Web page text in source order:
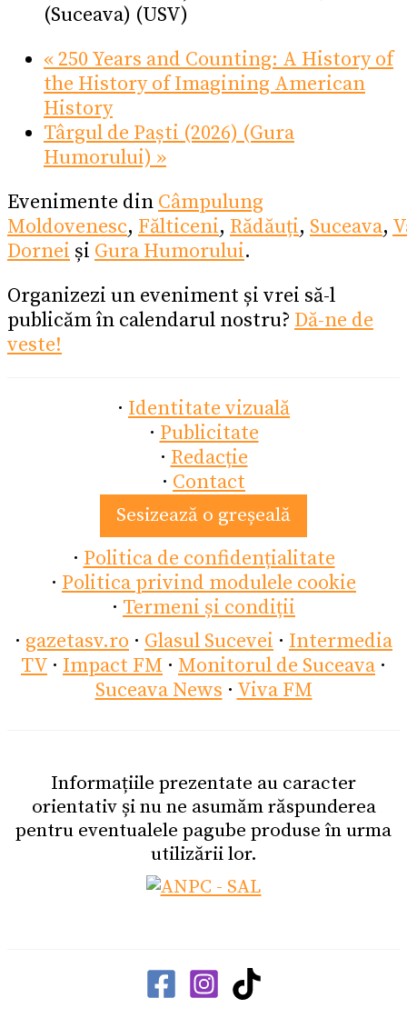
(Suceava) (USV)
«250 Years and Counting: A History of
the History of Imagining American
History
Târgul de Paști (2026) (Gura
Humorului) »
Evenimente din Câmpulung
Moldovenesc, Fălticeni, Rădăuți, Suceava,
Dornei și Gura Humorului.
Organizezi un eveniment și vrei să-l
publicăm în calendarul nostru? Dă-ne de
veste!
· Identitate vizuală
· Publicitate
· Redacție
· Contact
Sesizează o greșeală
· Politica de confidențialitate
· Politica privind modulele cookie
· Termeni și condiții
· gazetasv.ro · Glasul Sucevei · Intermedia
TV · Impact FM · Monitorul de Suceava ·
Suceava News · Viva FM
Informațiile prezentate au caracter
orientativ și nu ne asumăm răspunderea
pentru eventualele pagube produse în urma
utilizării lor.